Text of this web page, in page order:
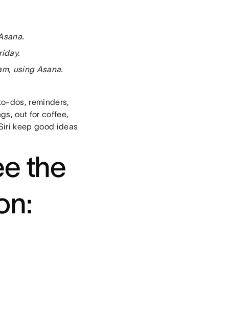
using Asana.
dos, reminders,
out for coffee,
keep good ideas
the